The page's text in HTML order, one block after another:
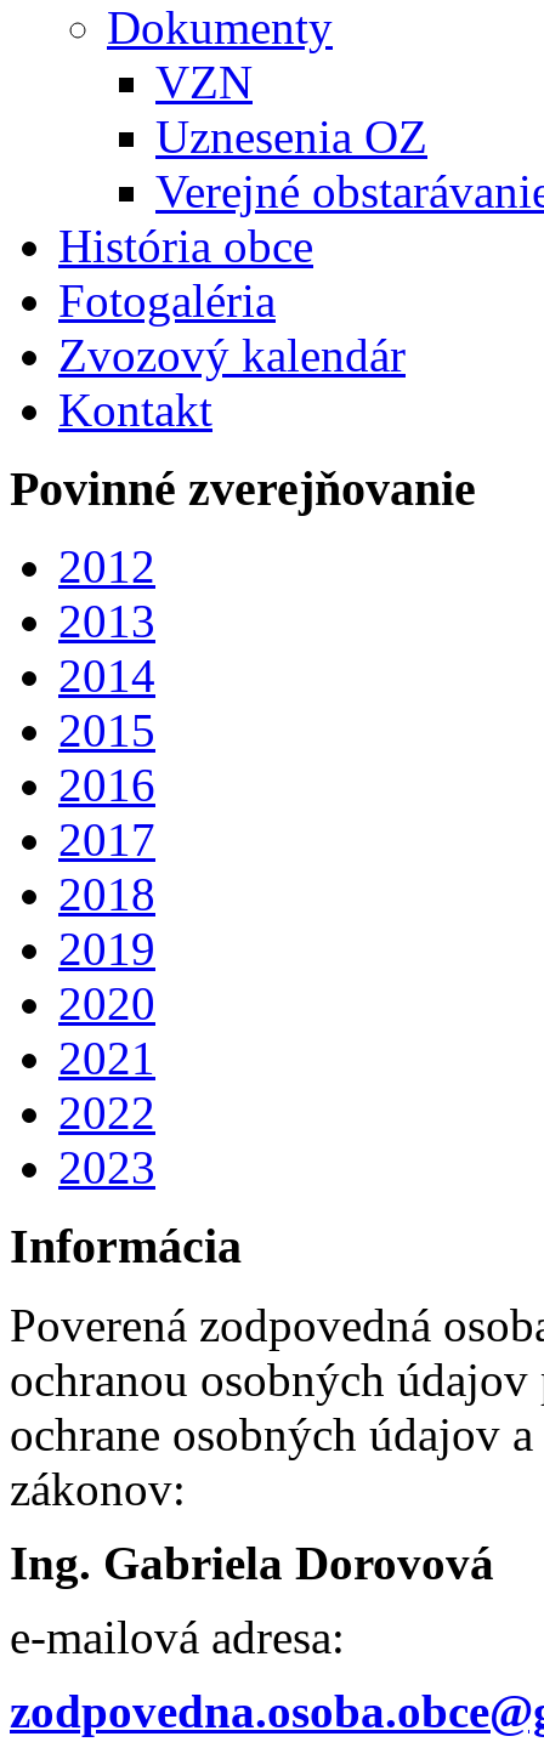
Dokumenty
VZN
Uznesenia OZ
Verejné
História obce
Fotogaléria
Zvozový kalendár
Kontakt
Povinné zverejňovanie
2012
2013
2014
2015
2016
2017
2018
2019
2020
2021
2022
2023
Informácia
Poverená zodpovedná
ochranou osobných
ochrane osobných údajov
zákonov:
Ing. Gabriela Dorovová
e-mailová adresa: